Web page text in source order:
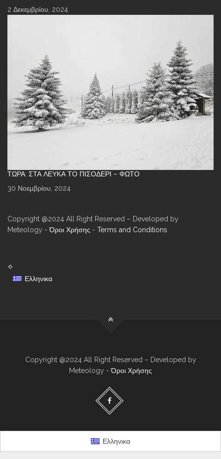
2 Δεκεμβρίου, 2024
ΤΏΡΑ: ΣΤΑ ΛΕΥΚΆ ΤΟ ΠΙΣΟΔΈΡΙ – ΦΩΤΌ
30 Νοεμβρίου, 2024
Copyright @2024 All Right Reserved – Developed by
Meteology -Όροι Χρήσης - Terms and Conditions
Ελληνικα
Copyright @2024 All Right Reserved – Developed by
Meteology -Όροι Χρήσης
Ελληνικα